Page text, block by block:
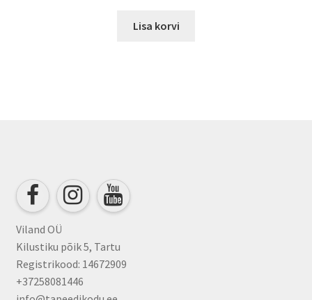
Lisa korvi
Viland OÜ
Kilustiku põik 5, Tartu
Registrikood: 14672909
+37258081446